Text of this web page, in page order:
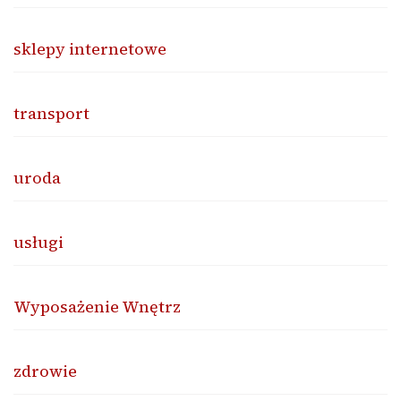
sklepy internetowe
transport
uroda
usługi
Wyposażenie Wnętrz
zdrowie